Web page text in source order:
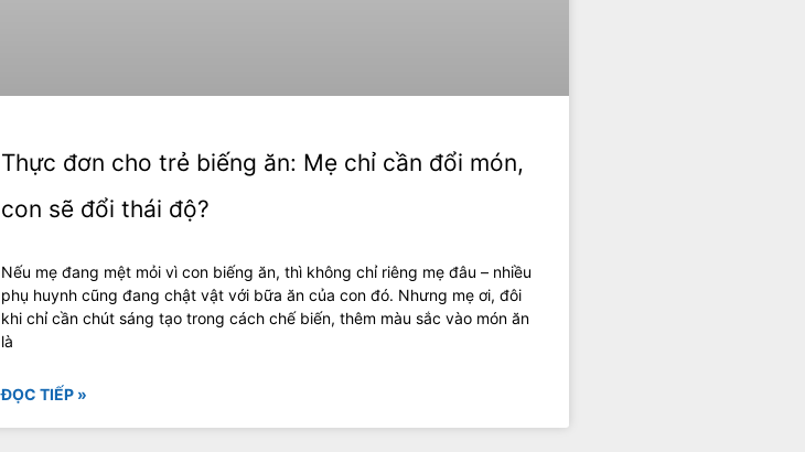
Thực đơn cho trẻ biếng ăn: Mẹ chỉ cần đổi món,
con sẽ đổi thái độ?
Nếu mẹ đang mệt mỏi vì con biếng ăn, thì không chỉ riêng mẹ đâu – nhiều
phụ huynh cũng đang chật vật với bữa ăn của con đó. Nhưng mẹ ơi, đôi
khi chỉ cần chút sáng tạo trong cách chế biến, thêm màu sắc vào món ăn
là
ĐỌC TIẾP »